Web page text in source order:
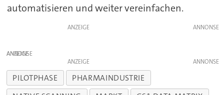
automatisieren und weiter vereinfachen.
ANZEIGE
ANZEIGE
ANZEIGE
PILOTPHASE
PHARMAINDUSTRIE